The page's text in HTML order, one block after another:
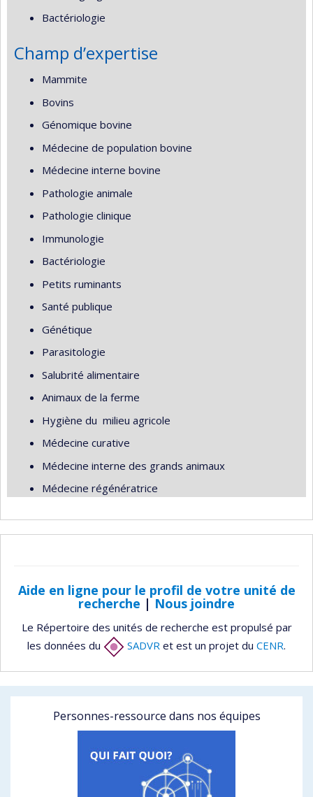
Bactériologie
Champ d’expertise
Mammite
Bovins
Génomique bovine
Médecine de population bovine
Médecine interne bovine
Pathologie animale
Pathologie clinique
Immunologie
Bactériologie
Petits ruminants
Santé publique
Génétique
Parasitologie
Salubrité alimentaire
Animaux de la ferme
Hygiène du milieu agricole
Médecine curative
Médecine interne des grands animaux
Médecine régénératrice
Aide en ligne pour le profil de votre unité de
recherche | Nous joindre
Le Répertoire des unités de recherche est propulsé par
les données du
SADVR et est un projet du CENR.
Personnes-ressource dans nos équipes